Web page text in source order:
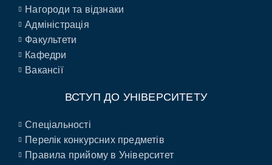
Нагороди та відзнаки
Адміністрація
Факультети
Кафедри
Вакансії
ВСТУП ДО УНІВЕРСИТЕТУ
Спеціальності
Перелік конкурсних предметів
Правила прийому в Університет